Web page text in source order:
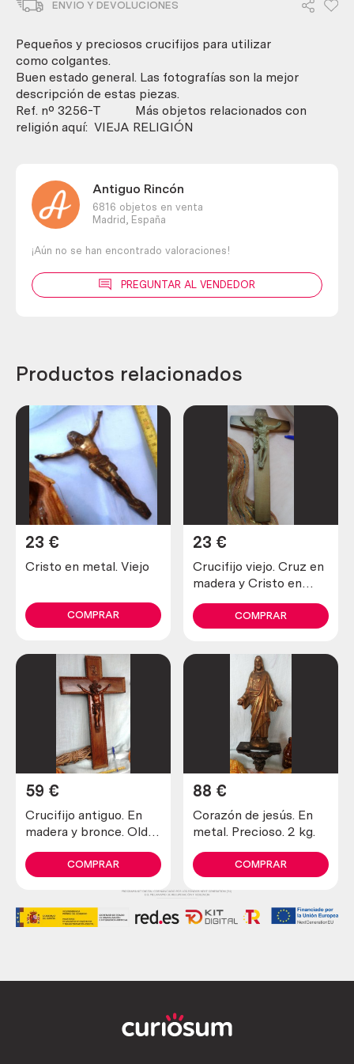
cantidad
ENVIO Y DEVOLUCIONES
Pequeños y preciosos crucifijos para utilizar
como colgantes.
Buen estado general. Las fotografías son la mejor
descripción de estas piezas.
Ref. nº 3256-T Más objetos relacionados con
religión aquí: VIEJA RELIGIÓN
Antiguo Rincón
6816 objetos en venta
Madrid,
España
¡Aún no se han encontrado valoraciones!
PREGUNTAR AL VENDEDOR
Productos relacionados
Cristo en metal. Viejo
23 €
COMPRAR
Crucifijo viejo. Cruz en
madera y Cristo en
23 €
COMPRAR
Crucifijo antiguo. En
madera y bronce. Old
bronze
59 €
COMPRAR
Corazón de jesús. En
metal. Precioso. 2 kg.
88 €
COMPRAR